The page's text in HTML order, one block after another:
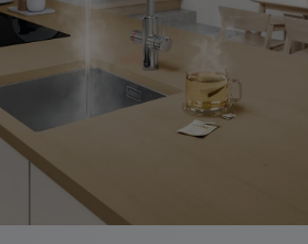
schließen
und schließen
schließen